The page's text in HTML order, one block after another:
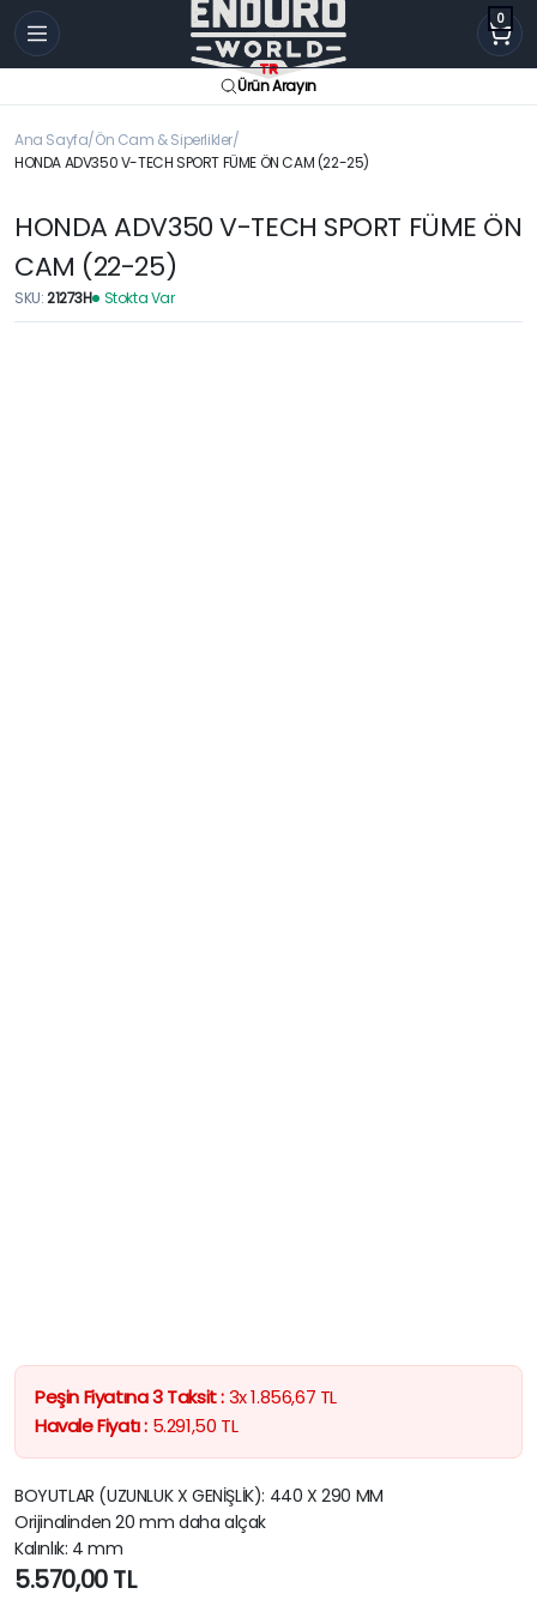
0
Ürün Arayın
Ana Sayfa Ön Cam & Siperlikler
HONDA ADV350 V-TECH SPORT FÜME ÖN CAM (22-25)
HONDA ADV350 V-TECH SPORT FÜME ÖN
CAM (22-25)
SKU:21273H Stokta Var
Peşin Fiyatına 3 Taksit :3x1.856,67 TL
Havale Fiyatı : 5.291,50 TL
BOYUTLAR (UZUNLUK X GENİŞLİK): 440 X 290 MM
Orijinalinden 20 mm daha alçak
Kalınlık: 4 mm
5.570,00TL